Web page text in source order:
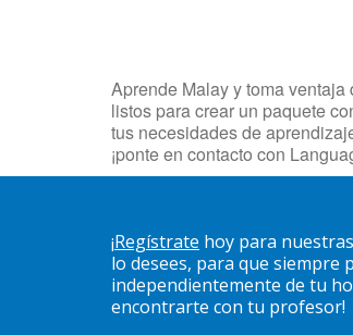
Aprende Malay y toma
listos para crear un paquete
tus necesidades de
¡ponte en contacto con
¡Regístrate hoy para
lo desees, para que
independientemente de tu
encontrarte con tu profesor!